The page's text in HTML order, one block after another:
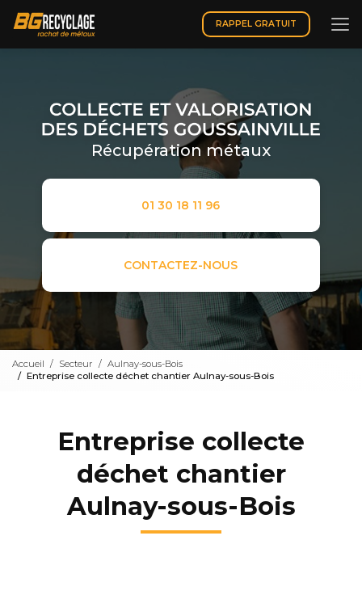
contenu
principal
RAPPEL GRATUIT
Récupération métaux
01 30 18 11 96
CONTACTEZ-NOUS
Accueil Secteur
Aulnay-sous-Bois
Entreprise collecte déchet chantier Aulnay-sous-Bois
Entreprise collecte
déchet chantier
Aulnay-sous-Bois